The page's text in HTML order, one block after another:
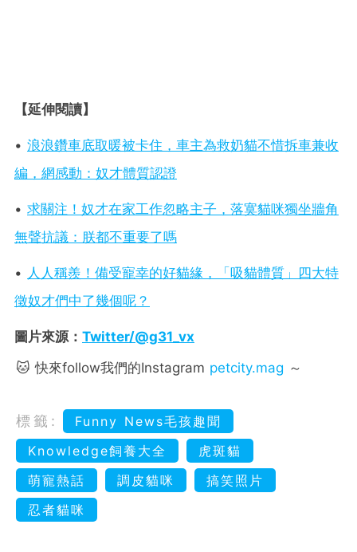
【延伸閱讀】
• 浪浪鑽車底取暖被卡住，車主為救奶貓不惜拆車兼收
編，網感動：奴才體質認證
• 求關注！奴才在家工作忽略主子，落寞貓咪獨坐牆角
無聲抗議：朕都不重要了嗎
• 人人稱羨！備受寵幸的好貓緣，「吸貓體質」四大特
徵奴才們中了幾個呢？
圖片來源： Twitter/@g31_vx
🐱 快來follow我們的Instagram petcity.mag ～
標籤:
Funny News毛孩趣聞
Knowledge飼養大全
虎斑貓
萌寵熱話
調皮貓咪
搞笑照片
忍者貓咪